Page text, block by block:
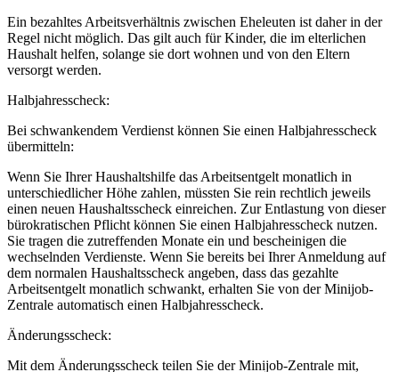
Ein bezahltes Arbeitsverhältnis zwischen Eheleuten ist daher in der
Regel nicht möglich. Das gilt auch für Kinder, die im elterlichen
Haushalt helfen, solange sie dort wohnen und von den Eltern
versorgt werden.
Halbjahresscheck:
Bei schwankendem Verdienst können Sie einen Halbjahresscheck
übermitteln:
Wenn Sie Ihrer Haushaltshilfe das Arbeitsentgelt monatlich in
unterschiedlicher Höhe zahlen, müssten Sie rein rechtlich jeweils
einen neuen Haushaltsscheck einreichen. Zur Entlastung von dieser
bürokratischen Pflicht können Sie einen Halbjahresscheck nutzen.
Sie tragen die zutreffenden Monate ein und bescheinigen die
wechselnden Verdienste. Wenn Sie bereits bei Ihrer Anmeldung auf
dem normalen Haushaltsscheck angeben, dass das gezahlte
Arbeitsentgelt monatlich schwankt, erhalten Sie von der Minijob-
Zentrale automatisch einen Halbjahresscheck.
Änderungsscheck:
Mit dem Änderungsscheck teilen Sie der Minijob-Zentrale mit,